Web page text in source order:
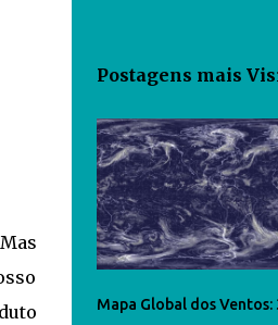
Postagens mais
Mapa Global dos Ventos: